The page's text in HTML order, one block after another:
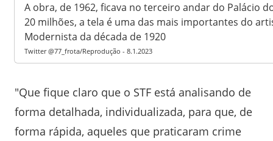
A obra, de 1962, ficava no terceiro andar do Palácio
20 milhões, a tela é uma das mais importantes do
Modernista da década de 1920
Twitter @77_frota/Reprodução - 8.1.2023
"Que fique claro que o STF está analisando de
forma detalhada, individualizada, para que, de
forma rápida, aqueles que praticaram crime